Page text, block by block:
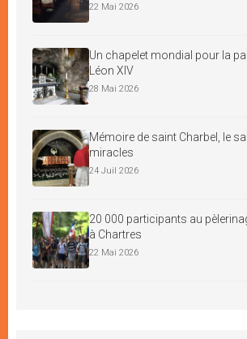
22 Mai 2026
Un chapelet mondial pour la
Léon XIV
28 Mai 2026
Mémoire de saint Charbel, le
miracles
24 Juil 2026
20 000 participants au
à Chartres
22 Mai 2026